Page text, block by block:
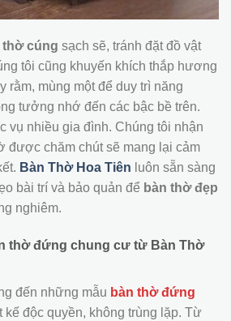
thờ cúng sạch sẽ, tránh đặt đồ vật
tôi cũng khuyến khích thắp hương
rằm, mùng một để duy trì năng
tưởng nhớ đến các bậc bề trên.
vụ nhiều gia đình. Chúng tôi nhận
được chăm chút sẽ mang lại cảm
Bàn Thờ Hoa Tiên luôn sẵn sàng
bài trí và bảo quản để bàn thờ đẹp
nghiêm.
thờ đứng chung cư từ Bàn Thờ
đến những mẫu bàn thờ đứng
kế độc quyền, không trùng lặp. Từ